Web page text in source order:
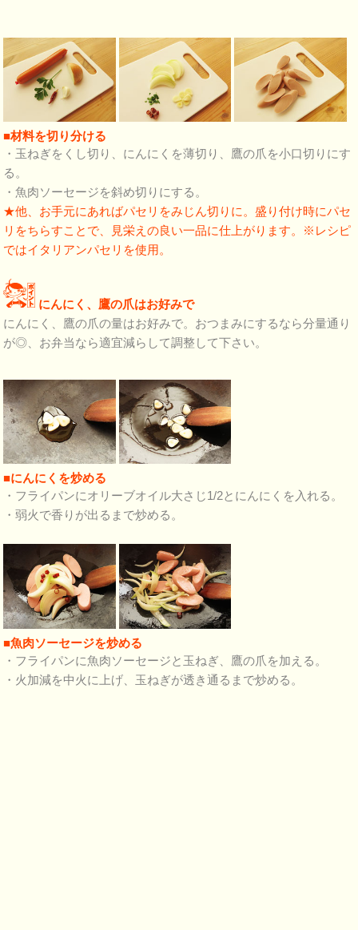
■材料を切り分ける
・玉ねぎをくし切り、にんにくを薄切り、鷹の爪を小口切りにす
る。
・魚肉ソーセージを斜め切りにする。
★他、お手元にあればパセリをみじん切りに。盛り付け時にパセ
リをちらすことで、見栄えの良い一品に仕上がります。※レシピ
ではイタリアンパセリを使用。
にんにく、鷹の爪はお好みで
にんにく、鷹の爪の量はお好みで。おつまみにするなら分量通り
が◎、お弁当なら適宜減らして調整して下さい。
■にんにくを炒める
・フライパンにオリーブオイル大さじ1/2とにんにくを入れる。
・弱火で香りが出るまで炒める。
■魚肉ソーセージを炒める
・フライパンに魚肉ソーセージと玉ねぎ、鷹の爪を加える。
・火加減を中火に上げ、玉ねぎが透き通るまで炒める。